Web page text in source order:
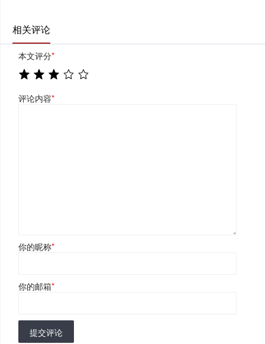
相关评论
本文评分*
评论内容*
你的昵称*
你的邮箱*
提交评论